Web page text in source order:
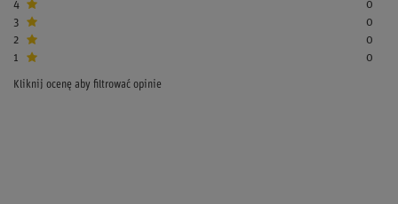
4
0
3
0
2
0
1
0
Kliknij ocenę aby filtrować opinie